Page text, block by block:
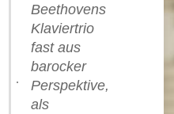
Beethovens
Klaviertrio
fast aus
barocker
Perspektive,
als